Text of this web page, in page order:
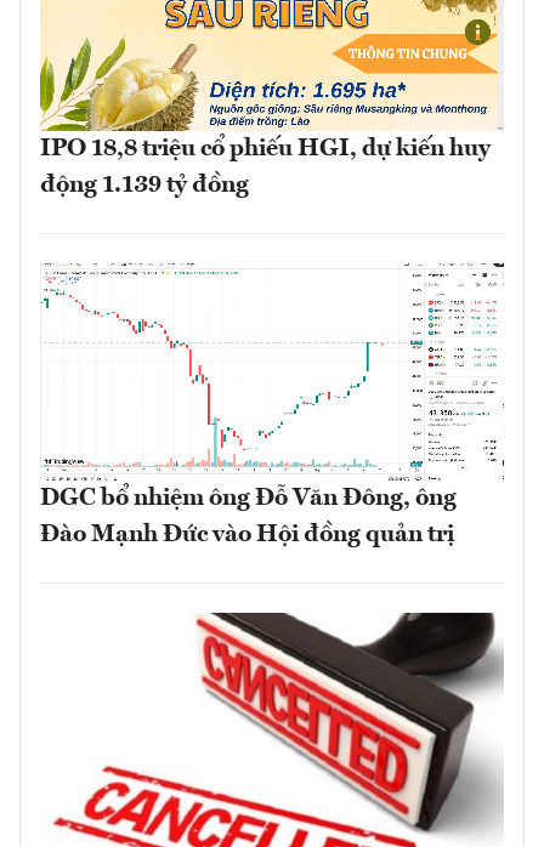
IPO 18,8 triệu cổ phiếu HGI, dự kiến huy
động 1.139 tỷ đồng
DGC bổ nhiệm ông Đỗ Văn Đông, ông
Đào Mạnh Đức vào Hội đồng quản trị